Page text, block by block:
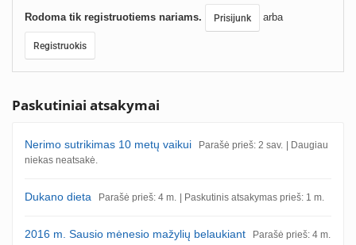
Rodoma tik registruotiems nariams. Prisijunk arba
Registruokis
Paskutiniai atsakymai
Nerimo sutrikimas 10 metų vaikui Parašė prieš: 2 sav. | Daugiau
niekas neatsakė.
Dukano dieta Parašė prieš: 4 m. | Paskutinis atsakymas prieš: 1 m.
2016 m. Sausio mėnesio mažylių belaukiant Parašė prieš: 4 m.